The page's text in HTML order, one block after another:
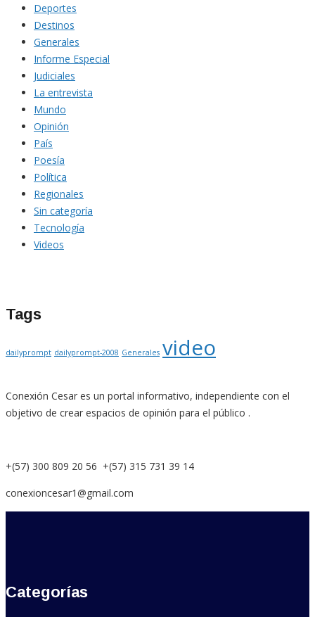
Deportes
Destinos
Generales
Informe Especial
Judiciales
La entrevista
Mundo
Opinión
País
Poesía
Política
Regionales
Sin categoría
Tecnología
Videos
Tags
dailyprompt dailyprompt-2008 Generales video
Conexión Cesar es un portal informativo, independiente con el
objetivo de crear espacios de opinión para el público .
+(57) 300 809 20 56 +(57) 315 731 39 14
conexioncesar1@gmail.com
Categorías